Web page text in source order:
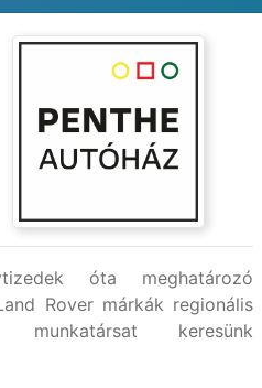
óta meghatározó
Rover márkák regionális
munkatársat keresünk